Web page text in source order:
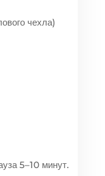
чехла)
5–10 минут.